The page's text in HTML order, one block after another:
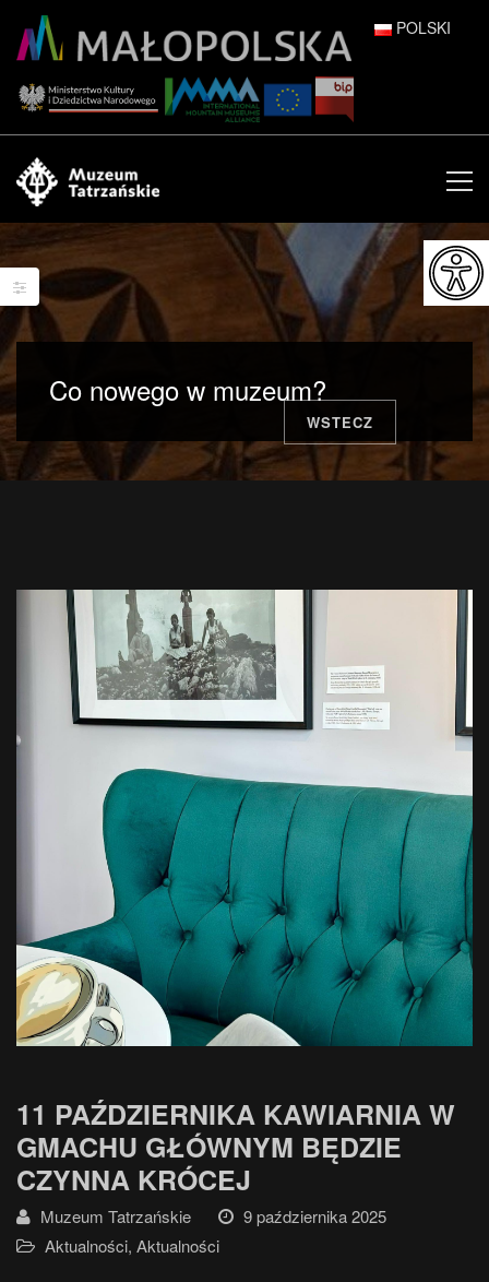
POLSKI
ENGLISH
ESPAÑOL
FRANÇAIS
ITALIANO
日本語
Co nowego w muzeum?
WSTECZ
11 PAŹDZIERNIKA KAWIARNIA W
GMACHU GŁÓWNYM BĘDZIE
CZYNNA KRÓCEJ
Muzeum Tatrzańskie
9 października 2025
Aktualności, Aktualności